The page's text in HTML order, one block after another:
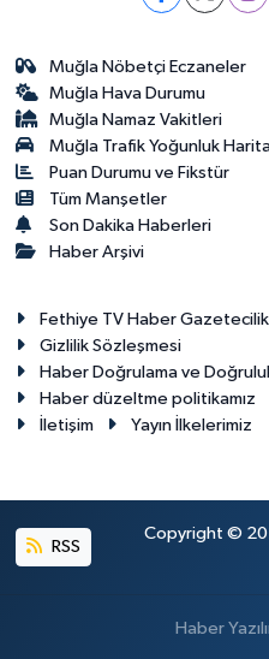
Muğla Nöbetçi Eczaneler
Muğla Hava Durumu
Muğla Namaz Vakitleri
Muğla Trafik Yoğunluk
Puan Durumu ve Fikstür
Tüm Manşetler
Son Dakika Haberleri
Haber Arşivi
Fethiye TV Haber Gazetecilik
Gizlilik Sözleşmesi
Haber Doğrulama ve
Haber düzeltme politikamız
İletişim
Yayın İlkelerimiz
RSS
Copyright ©
Haber